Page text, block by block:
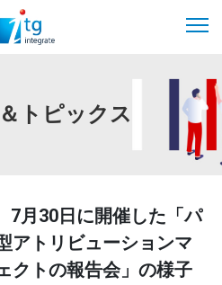
トピックス
7月30日に開催した「パ
アトリビューションマ
クトの報告会」の様子